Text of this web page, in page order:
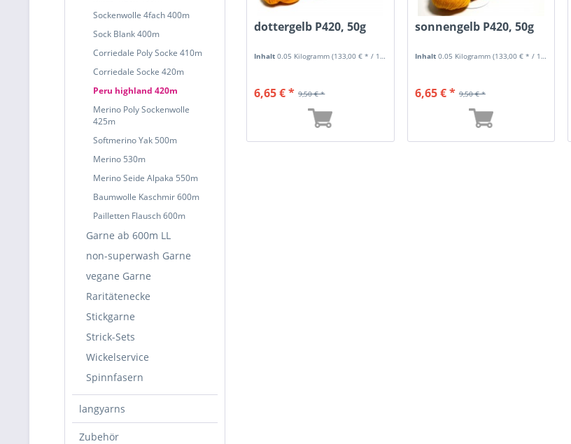
Sockenwolle 4fach 400m
Sock Blank 400m
Corriedale Poly Socke 410m
Corriedale Socke 420m
Peru highland 420m
Merino Poly Sockenwolle
425m
Softmerino Yak 500m
Merino 530m
Merino Seide Alpaka 550m
Baumwolle Kaschmir 600m
Pailletten Flausch 600m
Garne ab 600m LL
non-superwash Garne
vegane Garne
Raritätenecke
Stickgarne
Strick-Sets
Wickelservice
Spinnfasern
langyarns
Zubehör
dottergelb P420, 50g
Inhalt0.05 Kilogramm(133,00 € * / 1 Kilogramm)
9,50 € *
6,65 € *
sonnengelb P420, 50g
Inhalt 0.05 Kilogramm (133,00 € * / 1 Kilogramm)
9,50 € *
6,65 € *